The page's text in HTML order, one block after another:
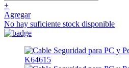
+
Agregar
No hay suficiente stock disponible